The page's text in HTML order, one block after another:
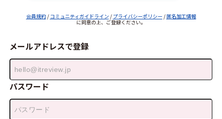
会員規約/ コミュニティガイドライン / プライバシーポリシー /匿名加工情報
に同意の上、ご登録ください。
メールアドレスで登録
パスワード